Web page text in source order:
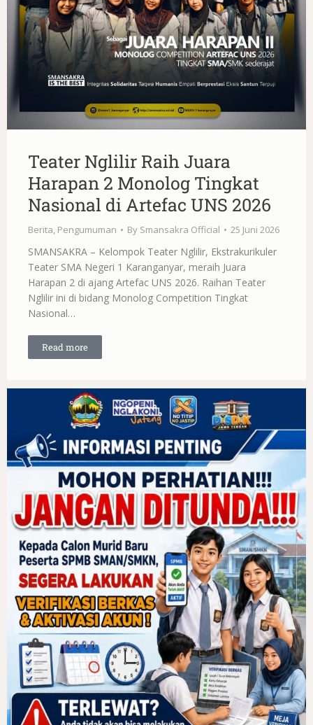
Teater Nglilir Raih Juara
Harapan 2 Monolog Tingkat
Nasional di Artefac UNS 2026
Berita, Pengumuman By Smansakra Official 25 Juni 2026
SMANSAKRA – Kelompok Teater Nglilir, Ekstrakurikuler
Teater SMA Negeri 1 Karanganyar, meraih Juara
Harapan 2 di ajang Artefac UNS 2026. Raihan Teater
Nglilir ini di bidang Monolog Competition Tingkat
Nasional…
Read more